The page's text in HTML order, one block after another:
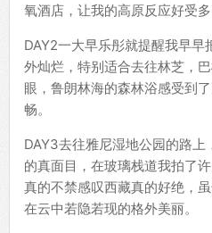
氧酒店，让我的高原反应好受
DAY2一大早乐彤就提醒我早早
外灿烂，特别适合去往林芝，
眼，鲁朗林海的森林浴感受到
畅。
DAY3去往雅尼湿地公园的路
的真面目，在玻璃栈道我拍了
真的不禁感叹西藏真的好绝，
在云中若隐若现的格外美丽。